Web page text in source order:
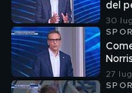
del
30
27